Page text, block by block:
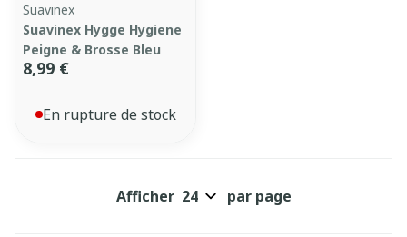
Suavinex
Suavinex Hygge Hygiene
Peigne & Brosse Bleu
8,99 €
En rupture de stock
Afficher par page